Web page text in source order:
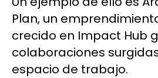
Plan, un
crecido en Impact Hub
colaboraciones
espacio de trabajo.